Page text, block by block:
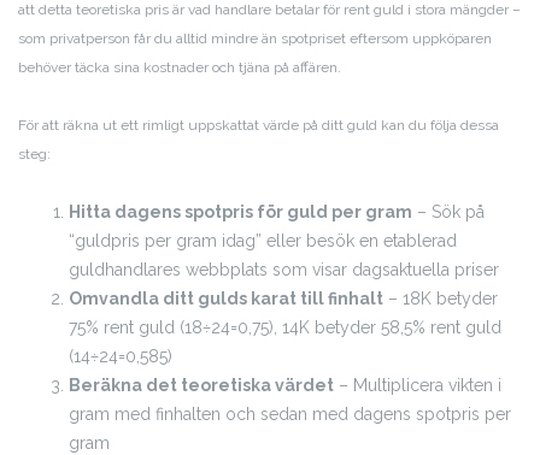
att detta teoretiska pris är vad handlare betalar för rent guld i stora mängder –
som privatperson får du alltid mindre än spotpriset eftersom uppköparen
behöver täcka sina kostnader och tjäna på affären.
För att räkna ut ett rimligt uppskattat värde på ditt guld kan du följa dessa
steg:
Hitta dagens spotpris för guld per gram – Sök på
“guldpris per gram idag” eller besök en etablerad
guldhandlares webbplats som visar dagsaktuella priser
Omvandla ditt gulds karat till finhalt – 18K betyder
75% rent guld (18÷24=0,75), 14K betyder 58,5% rent guld
(14÷24=0,585)
Beräkna det teoretiska värdet – Multiplicera vikten i
gram med finhalten och sedan med dagens spotpris per
gram